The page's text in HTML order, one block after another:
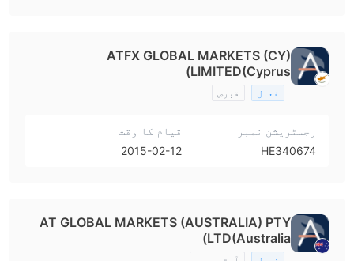
ATFX GLOBAL MARKETS (CY)
LIMITED(Cyprus)
فعال قبرص
رجسٹریشن نمبر
HE340674
قیام کا وقت
2015-02-12
AT GLOBAL MARKETS (AUSTRALIA) PTY
LTD(Australia)